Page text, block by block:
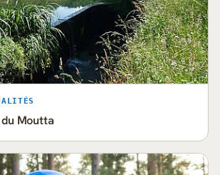
Moutta